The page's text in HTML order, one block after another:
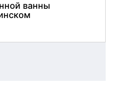
ванны